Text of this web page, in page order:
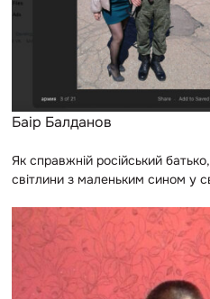
Баір Балданов
Як справжній російський
світлини з маленьким сином у